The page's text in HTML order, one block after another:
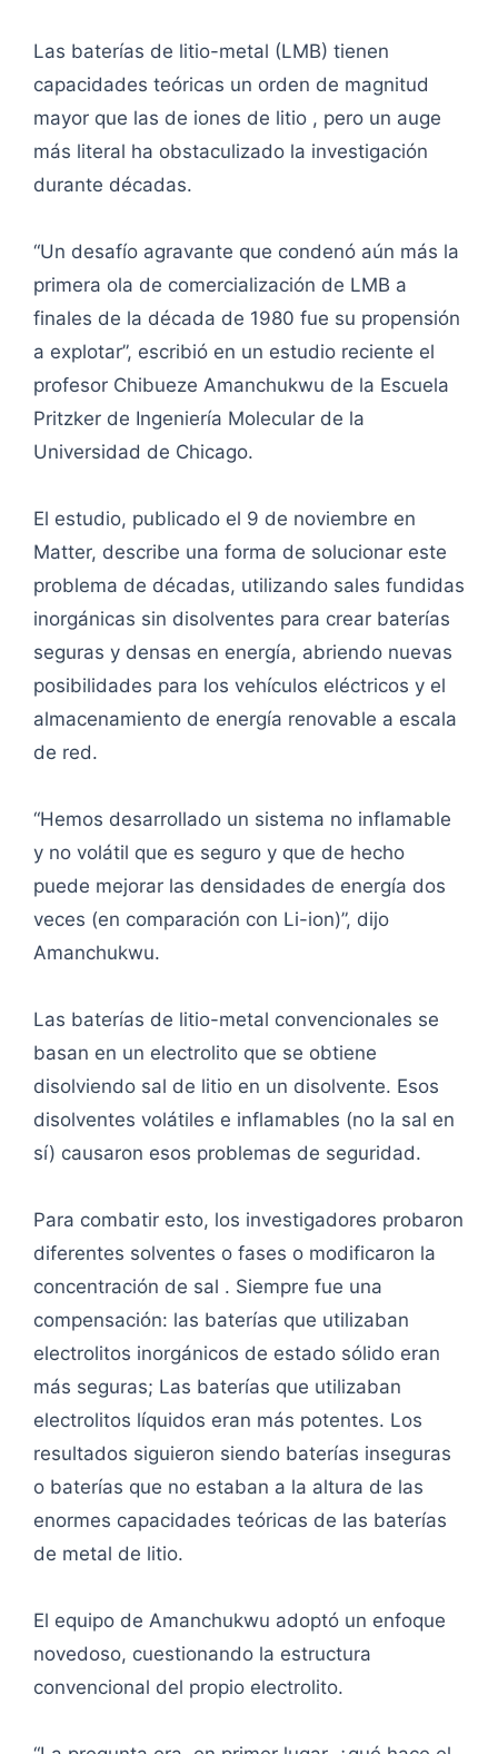
Las baterías de litio-metal (LMB) tienen
capacidades teóricas un orden de magnitud
mayor que las de iones de litio , pero un auge
más literal ha obstaculizado la investigación
durante décadas.
“Un desafío agravante que condenó aún más la
primera ola de comercialización de LMB a
finales de la década de 1980 fue su propensión
a explotar”, escribió en un estudio reciente el
profesor Chibueze Amanchukwu de la Escuela
Pritzker de Ingeniería Molecular de la
Universidad de Chicago.
El estudio, publicado el 9 de noviembre en
Matter, describe una forma de solucionar este
problema de décadas, utilizando sales fundidas
inorgánicas sin disolventes para crear baterías
seguras y densas en energía, abriendo nuevas
posibilidades para los vehículos eléctricos y el
almacenamiento de energía renovable a escala
de red.
“Hemos desarrollado un sistema no inflamable
y no volátil que es seguro y que de hecho
puede mejorar las densidades de energía dos
veces (en comparación con Li-ion)”, dijo
Amanchukwu.
Las baterías de litio-metal convencionales se
basan en un electrolito que se obtiene
disolviendo sal de litio en un disolvente. Esos
disolventes volátiles e inflamables (no la sal en
sí) causaron esos problemas de seguridad.
Para combatir esto, los investigadores probaron
diferentes solventes o fases o modificaron la
concentración de sal . Siempre fue una
compensación: las baterías que utilizaban
electrolitos inorgánicos de estado sólido eran
más seguras; Las baterías que utilizaban
electrolitos líquidos eran más potentes. Los
resultados siguieron siendo baterías inseguras
o baterías que no estaban a la altura de las
enormes capacidades teóricas de las baterías
de metal de litio.
El equipo de Amanchukwu adoptó un enfoque
novedoso, cuestionando la estructura
convencional del propio electrolito.